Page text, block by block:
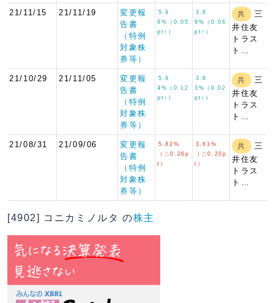
21/11/15 21/11/19
変更報
告書
（特例
対象株
券等）
5.9
9%（0.05
pt↑）
3.6
9%（0.06
pt↑）
共
三
井住友
トラス
ト…
21/10/29 21/11/05
変更報
告書
（特例
対象株
券等）
5.9
4%（0.12
pt↑）
3.6
3%（0.02
pt↑）
共
三
井住友
トラス
ト…
21/08/31 21/09/06
変更報
告書
（特例
対象株
券等）
5.82%
（△0.26p
t）
3.61%
（△0.20p
t）
共
三
井住友
トラス
ト…
[4902] コニカミノルタ の株主